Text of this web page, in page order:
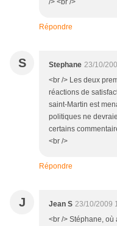
/> <br />
Répondre
S Stephane 23/10/
<br /> Les deux
réactions de
saint-Martin est
politiques ne
certains
<br />
Répondre
J Jean S 23/10/2009
<br /> Stéphane, où